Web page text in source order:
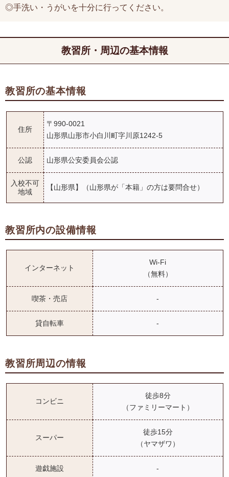
◎手洗い・うがいを十分に行ってください。
教習所・周辺の基本情報
教習所の基本情報
住所
〒990-0021
山形県山形市小白川町字川原1242-5
公認 山形県公安委員会公認
入校不可
地域
【山形県】（山形県が「本籍」の方は要問合せ）
教習所内の設備情報
インターネット
Wi-Fi
（無料）
喫茶・売店 -
貸自転車 -
教習所周辺の情報
コンビニ
徒歩8分
（ファミリーマート）
スーパー
徒歩15分
（ヤマザワ）
遊戯施設 -